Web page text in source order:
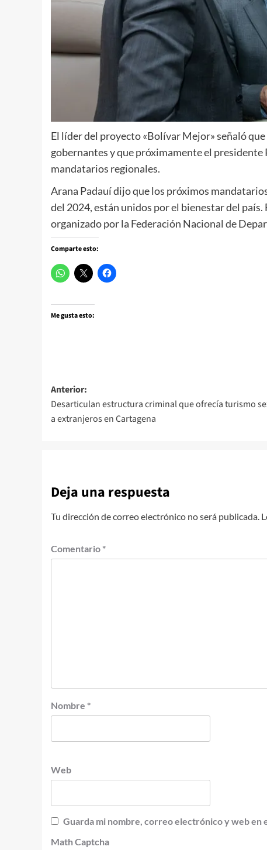
El líder del proyecto «Bolívar Mejor» señaló
gobernantes y que próximamente el
mandatarios regionales.
Arana Padauí dijo que los próximos
del 2024, están unidos por el bienestar del
organizado por la Federación Nacional de
Comparte esto:
Me gusta esto:
Navegación
de
entradas
Anterior:
Desarticulan estructura criminal que ofrecía turismo
a extranjeros en Cartagena
Deja una respuesta
Tu dirección de correo electrónico no será publicada.
Comentario *
Nombre *
Web
Guarda mi nombre, correo electrónico y web en
Math Captcha